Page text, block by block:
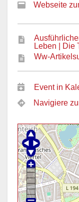
Webseite
Leben | Die
Ww-
Event in
Navigiere